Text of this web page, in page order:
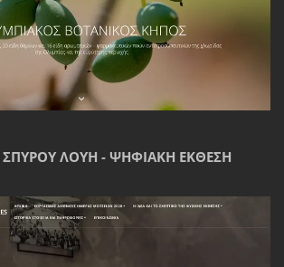
ΛΟΎΗ - ΨΗΦΙΑΚΉ ΈΚΘΕΣΗ